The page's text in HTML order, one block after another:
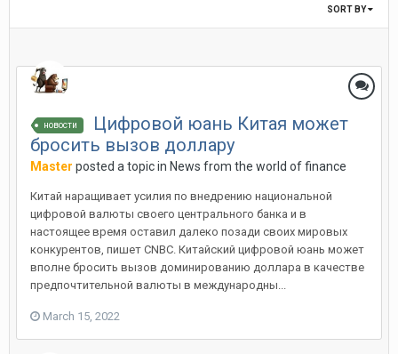
SORT BY
новости
Цифровой юань Китая может
бросить вызов доллару
Master posted a topic in News from the world of finance
Китай наращивает усилия по внедрению национальной
цифровой валюты своего центрального банка и в
настоящее время оставил далеко позади своих мировых
конкурентов, пишет CNBC. Китайский цифровой юань может
вполне бросить вызов доминированию доллара в качестве
предпочтительной валюты в международны...
March 15, 2022